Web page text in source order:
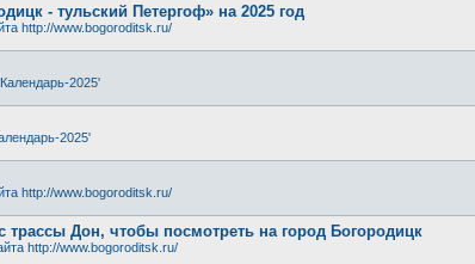
- тульский Петергоф» на 2025 год
http://www.bogoroditsk.ru/
2025'
2025'
http://www.bogoroditsk.ru/
трассы Дон, чтобы посмотреть на город Богородицк
http://www.bogoroditsk.ru/